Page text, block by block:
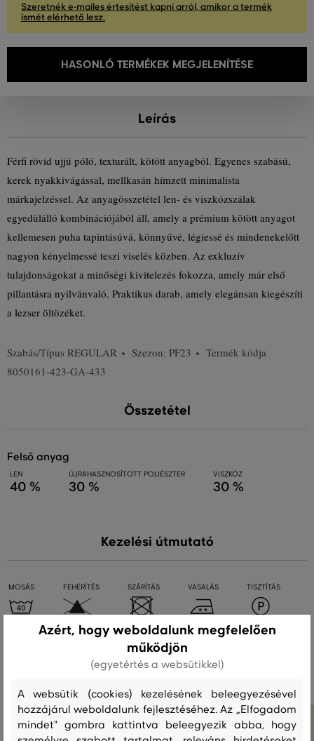
Szeretnék e-mailes értesítést kapni arról, amikor a termék
ismét elérhető lesz.
HASONLÓ TERMÉKEK MEGJELENÍTÉSE
Leírás
Férfi rövid ujjú póló, texturált, kötött anyagból. Egyenes szabású,
kerek nyakkivágással, mellkasán hímzett minimalista
márkajelzéssel. Az anyagösszetétel len- és viszkózszálak
egyedülálló kombinációjából áll, amely a prémium kötött anyagot
kellemesen puha tapintásúvá, könnyűvé, légiessé és mindenekelőtt
nagyon kényelmessé teszi viselés közben. Az exkluzív
tulajdonságokat a minőségi kivitelezés fokozza, amely már első
pillantásra nyilvánvaló. Praktikus darab, amely elegánsan kiegészíti
a lezser öltözéket.
Szabás/Típus REGULAR Szezon: PF23
Termék kódja
8050161-423-GA-433
Összetétel
felső anyag
LEN
40 %
ÚJRAHASZNOSÍTOTT POLIÉSZTER
30 %
VISZKÓZ
30 %
Kezelési útmutató
MOSÁS FEHÉRÍTÉS SZÁRÍTÁS VASALÁS TISZTÍTÁS
Ajánlott termékek
Azért, hogy weboldalunk megfelelően
működjön
(egyetértés a websütikkel)
A websütik (cookies) kezelésének beleegyezésével
hozzájárul weboldalunk fejlesztéséhez. Az „Elfogadom
mindet" gombra kattintva beleegyezik abba, hogy